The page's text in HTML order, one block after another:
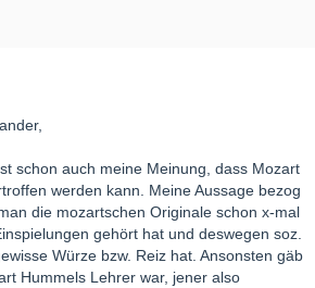
schon auch meine Meinung, dass Mozart
werden kann. Meine Aussage bezog
die mozartschen Originale schon x-mal
gehört hat und deswegen soz.
Würze bzw. Reiz hat. Ansonsten gäb
Hummels Lehrer war, jener also